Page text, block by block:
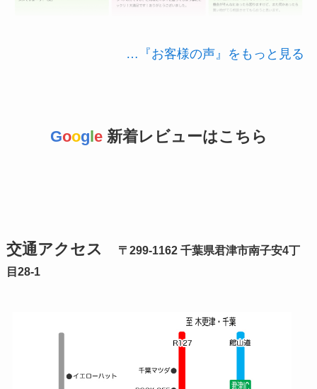
…『お客様の声』をもっと見る
Goog e新着レビューはこちら
交通アクセス
〒299-1162 千葉県君津市南子安4丁
目28-1